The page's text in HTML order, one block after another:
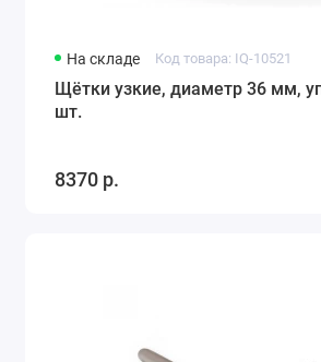
На складе Код товара: IQ-10521
Щётки узкие, диаметр 36 мм,
шт.
8370 р.